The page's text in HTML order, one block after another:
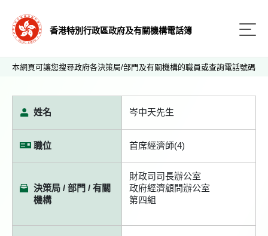
香港特別行政區政府及有關機構電話簿
本網頁可讓您搜尋政府各決策局/部門及有關機構的職員或查詢電話號碼
姓名 岑中天先生
職位 首席經濟師(4)
決策局 / 部門 / 有關
機構
財政司司長辦公室
政府經濟顧問辦公室
第四組